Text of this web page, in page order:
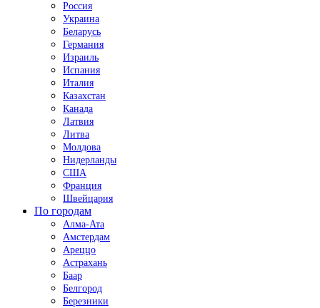
Россия
Украина
Беларусь
Германия
Израиль
Испания
Италия
Казахстан
Канада
Латвия
Литва
Молдова
Нидерланды
США
Франция
Швейцария
По городам
Алма-Ата
Амстердам
Ареццо
Астрахань
Баар
Белгород
Березники